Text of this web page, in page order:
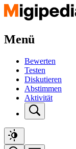
Menü
Bewerten
Testen
Diskutieren
Abstimmen
Aktivität